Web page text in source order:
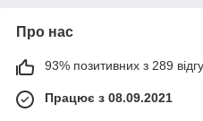
Про нас
93% позитивних з 289
Працює з 08.09.2021